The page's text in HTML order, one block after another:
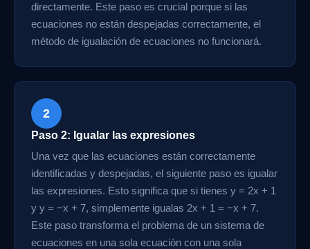
directamente. Este paso es crucial porque si las
ecuaciones no están despejadas correctamente, el
método de igualación de ecuaciones no funcionará.
2
Paso 2: Igualar las expresiones
Una vez que las ecuaciones están correctamente
identificadas y despejadas, el siguiente paso es igualar
las expresiones. Esto significa que si tienes y = 2x + 1
y y = −x + 7, simplemente igualas 2x + 1 = −x + 7.
Este paso transforma el problema de un sistema de
ecuaciones en una sola ecuación con una sola